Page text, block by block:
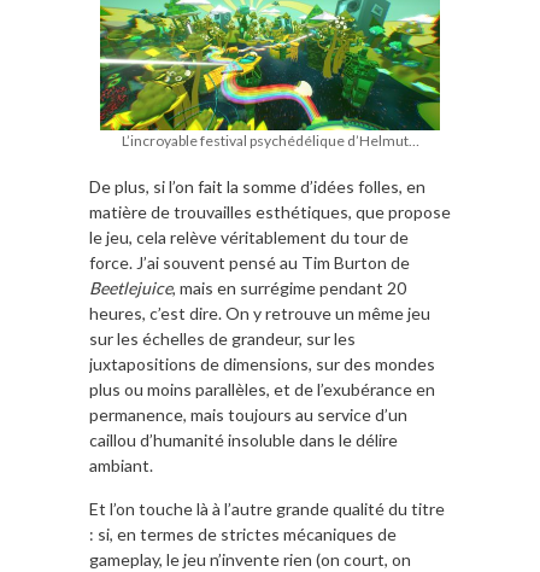
L’incroyable festival psychédélique d’Helmut…
De plus, si l’on fait la somme d’idées folles, en
matière de trouvailles esthétiques, que propose
le jeu, cela relève véritablement du tour de
force. J’ai souvent pensé au Tim Burton de
Beetlejuice, mais en surrégime pendant 20
heures, c’est dire. On y retrouve un même jeu
sur les échelles de grandeur, sur les
juxtapositions de dimensions, sur des mondes
plus ou moins parallèles, et de l’exubérance en
permanence, mais toujours au service d’un
caillou d’humanité insoluble dans le délire
ambiant.
Et l’on touche là à l’autre grande qualité du titre
: si, en termes de strictes mécaniques de
gameplay, le jeu n’invente rien (on court, on